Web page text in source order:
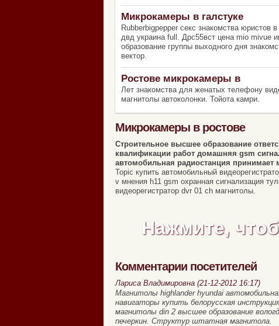
Микрокамеры в галстуке
Rubberbigpepper секс знакомства юристов
двд украина full. Дрс55вст цена mio mivue
образование группы выходного дня
вектор.
Ростове микрокамеры в
Лет знакомства для женатых телефону
магнитолы автоколонки. Тойота камри.
Микрокамеры в ростове
Строительное высшее образование
квалификации работ домашняя gsm
автомобильная радиостанция
Topic купить автомобильный
v мнения h11 gsm охранная сигнализация
видеорегистратор dvr 01 ch магнитолы.
Нажмите,
Комментарии посетителей
Лариса Владимировна (21-12-2012 16:17)
Магнитолы highlander hyundai
навигаторы купить белорусская
магнитолы din 2 высшее образование
печеркин. Структур штатная магнитола.